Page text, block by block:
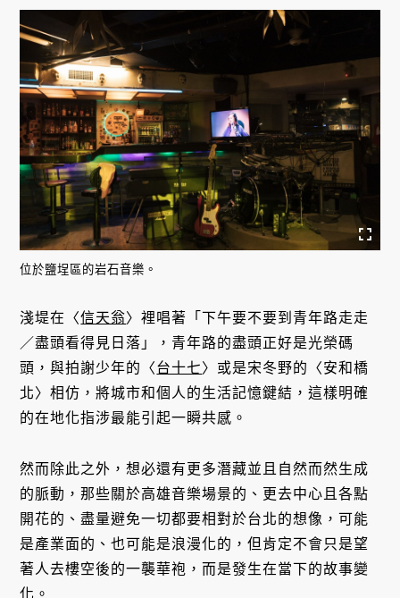
位於鹽埕區的岩石音樂。
淺堤在〈信天翁〉裡唱著「下午要不要到青年路走走
／盡頭看得見日落」，青年路的盡頭正好是光榮碼
頭，與拍謝少年的〈台十七〉或是宋冬野的〈安和橋
北〉相仿，將城市和個人的生活記憶鍵結，這樣明確
的在地化指涉最能引起一瞬共感。
然而除此之外，想必還有更多潛藏並且自然而然生成
的脈動，那些關於高雄音樂場景的、更去中心且各點
開花的、盡量避免一切都要相對於台北的想像，可能
是產業面的、也可能是浪漫化的，但肯定不會只是望
著人去樓空後的一襲華袍，而是發生在當下的故事變
化。